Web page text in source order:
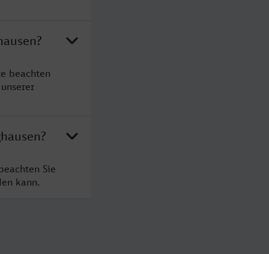
beachten
Sie
kann.